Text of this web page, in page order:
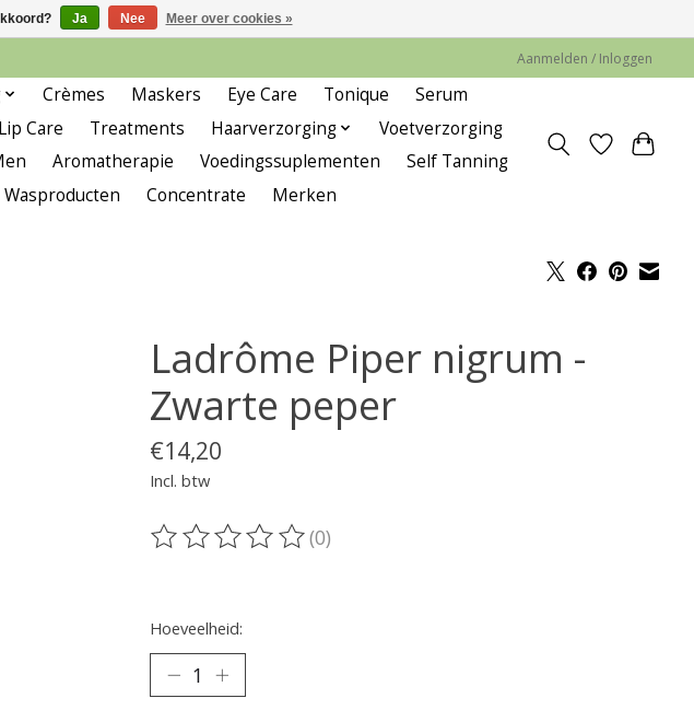
Aanmelden / Inloggen
Crèmes Maskers Eye Care Tonique
Serum
Lip Care Treatments Haarverzorging
Voetverzorging
Aromatherapie Voedingssuplementen
Self Tanning
Wasproducten Concentrate Merken
Ladrôme Piper nigrum -
Zwarte peper
€14,20
Incl. btw
De beoordeling van dit product is
(0)
Hoeveelheid:
Ja Nee Meer over cookies »